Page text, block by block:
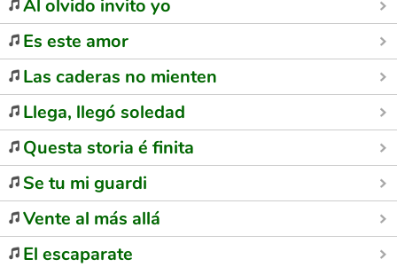
Al olvido invito yo
Es este amor
Las caderas no mienten
Llega, llegó soledad
Questa storia é finita
Se tu mi guardi
Vente al más allá
El escaparate